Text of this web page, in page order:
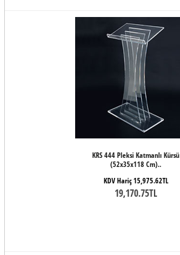
KRS 444 Pleksi Katmanlı Kürsü
(52x35x118 Cm)..
KDV Hariç 15,975.62TL
19,170.75TL